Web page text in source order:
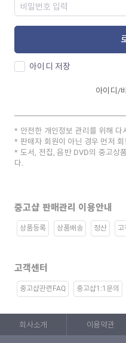
아이디 저장
아이디/
안전한 개인정보 관리를 위해 다
판매자 회원이 아닌 경우 먼저
도서, 전집, 음반 DVD의 중고상
다.
중고샵 판매관리 이용안내
상품등록 상품배송 정산 고
고객센터
중고샵관련FAQ 중고샵1:1문의
회사소개 이용약관